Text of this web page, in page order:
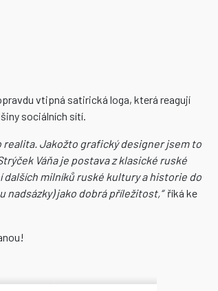
vtipná satirická loga, která reagují
sociálních sítí.
realita. Jakožto grafický designer jsem to
Váňa je postava z klasické ruské
milníků ruské kultury a historie do
nadsázky) jako dobrá příležitost,“ říká ke